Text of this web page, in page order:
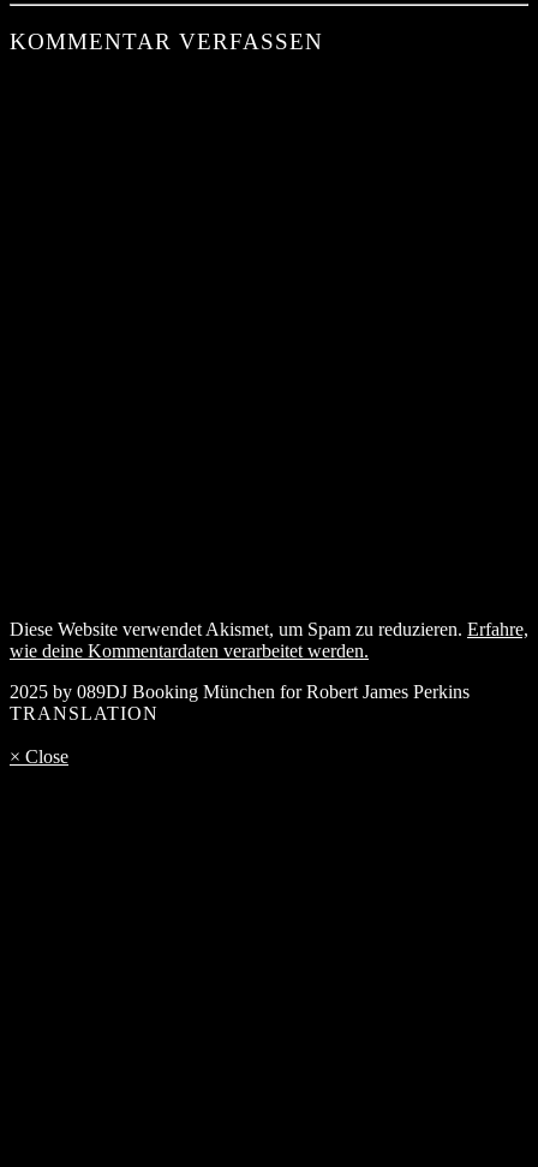
KOMMENTAR VERFASSEN
Diese Website verwendet Akismet, um Spam zu reduzieren. Erfahre,
wie deine Kommentardaten verarbeitet werden.
2025 by 089DJ Booking München for Robert James Perkins
TRANSLATION
× Close